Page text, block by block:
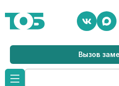
Вызов